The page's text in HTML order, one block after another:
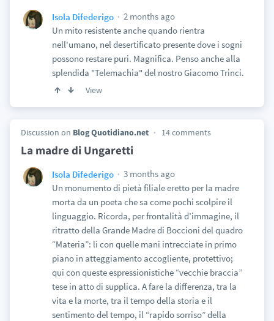
Isola Difederigo
2 months ago
Un mito resistente anche quando rientra
nell'umano, nel desertificato presente dove i sogni
possono restare puri. Magnifica. Penso anche alla
splendida "Telemachia" del nostro Giacomo Trinci.
View
Discussion on Blog Quotidiano.net 14 comments
La madre di Ungaretti
Isola Difederigo
3 months ago
Un monumento di pietà filiale eretto per la madre
morta da un poeta che sa come pochi scolpire il
linguaggio. Ricorda, per frontalità d’immagine, il
ritratto della Grande Madre di Boccioni del quadro
“Materia”: lì con quelle mani intrecciate in primo
piano in atteggiamento accogliente, protettivo;
qui con queste espressionistiche “vecchie braccia”
tese in atto di supplica. A fare la differenza, tra la
vita e la morte, tra il tempo della storia e il
sentimento del tempo, il “rapido sorriso” della